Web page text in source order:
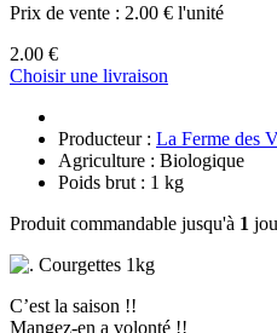
Prix de vente : 2.00 € l'unité
2.00 €
Choisir une livraison
Producteur : La Ferme des
Agriculture : Biologique
Poids brut : 1 kg
Produit commandable jusqu'à 1
C’est la saison !!
Mangez-en a volonté !!